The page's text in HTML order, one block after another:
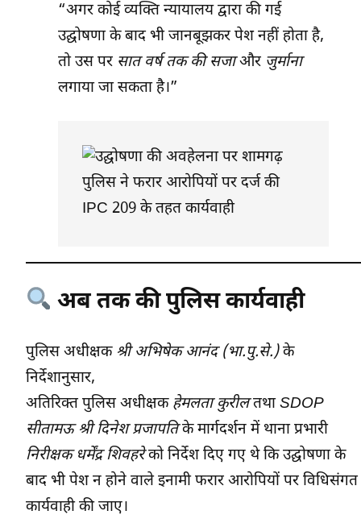
“अगर कोई व्यक्ति न्यायालय द्वारा की गई
उद्घोषणा के बाद भी जानबूझकर पेश नहीं होता है,
तो उस पर सात वर्ष तक की सजाऔर जुर्माना
लगाया जा सकता है।”
अब तक की पुलिस कार्यवाही
पुलिस अधीक्षक श्री अभिषेक आनंद (भा.पु.से.)के
निर्देशानुसार,
अतिरिक्त पुलिस अधीक्षक हेमलता कुरीलतथाSDOP
सीतामऊ श्री दिनेश प्रजापतिके मार्गदर्शन में थाना प्रभारी
निरीक्षक धर्मेंद्र शिवहरेको निर्देश दिए गए थे कि उद्घोषणा के
बाद भी पेश न होने वाले इनामी फरार आरोपियों पर विधिसंगत
कार्यवाही की जाए।